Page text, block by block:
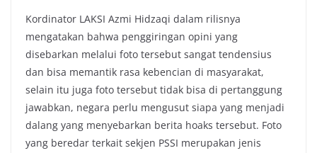
Kordinator LAKSI Azmi Hidzaqi dalam rilisnya
mengatakan bahwa penggiringan opini yang
disebarkan melalui foto tersebut sangat tendensius
dan bisa memantik rasa kebencian di masyarakat,
selain itu juga foto tersebut tidak bisa di pertanggung
jawabkan, negara perlu mengusut siapa yang menjadi
dalang yang menyebarkan berita hoaks tersebut. Foto
yang beredar terkait sekjen PSSI merupakan jenis